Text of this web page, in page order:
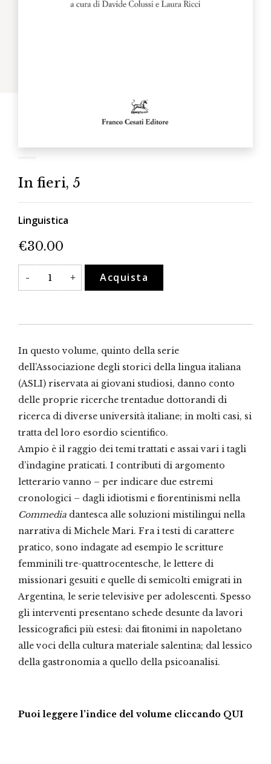
In fieri, 5
Linguistica
€30.00
-
In
fieri,
5
+ Acquista
In questo volume, quinto della serie
dell’Associazione degli storici della lingua italiana
(ASLI) riservata ai giovani studiosi, danno conto
delle proprie ricerche trentadue dottorandi di
ricerca di diverse università italiane; in molti casi, si
tratta del loro esordio scientifico.
Ampio è il raggio dei temi trattati e assai vari i tagli
d’indagine praticati. I contributi di argomento
letterario vanno – per indicare due estremi
cronologici – dagli idiotismi e fiorentinismi nella
Commedia dantesca alle soluzioni mistilingui nella
narrativa di Michele Mari. Fra i testi di carattere
pratico, sono indagate ad esempio le scritture
femminili tre-quattrocentesche, le lettere di
missionari gesuiti e quelle di semicolti emigrati in
Argentina, le serie televisive per adolescenti. Spesso
gli interventi presentano schede desunte da lavori
lessicografici più estesi: dai fitonimi in napoletano
alle voci della cultura materiale salentina; dal lessico
della gastronomia a quello della psicoanalisi.
Puoi leggere l’indice del volume cliccando QUI